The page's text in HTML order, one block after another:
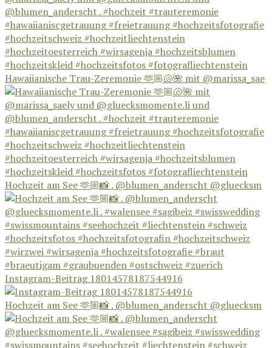
Hawaiianische Trau-Zeremonie 🫶🏼🐚🌺 mit @marissa_sae
Hochzeit am See 🫶🏼📸 . @blumen_anderscht @gluecksm
Instagram-Beitrag 18014578187544916
Hochzeit am See 🫶🏼📸 . @blumen_anderscht @gluecksm